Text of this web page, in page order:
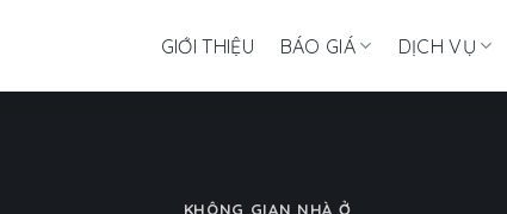
GIỚI THIỆU BÁO GIÁ DỊCH VỤ
KHÔNG GIAN NHÀ Ở